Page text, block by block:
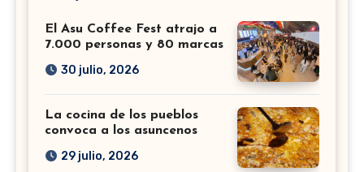
El Asu Coffee Fest atrajo a
7.000 personas y 80 marcas
30 julio, 2026
La cocina de los pueblos
convoca a los asuncenos
29 julio, 2026